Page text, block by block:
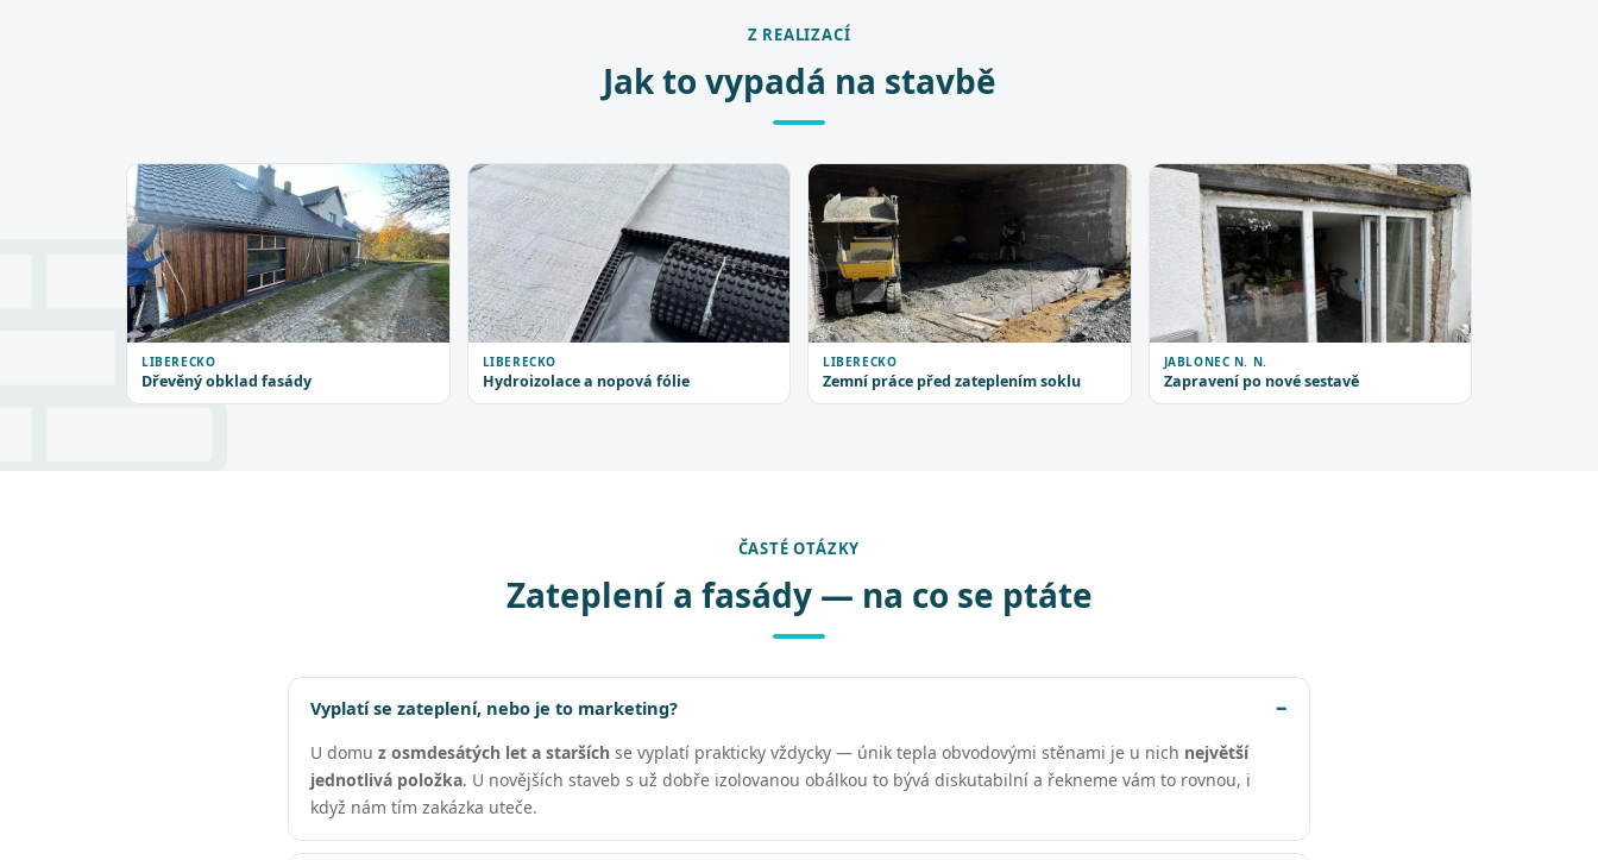
Z REALIZACÍ
Jak to vypadá na stavbě
LIBERECKO
Dřevěný obklad fasády
LIBERECKO
Hydroizolace a nopová fólie
LIBERECKO
Zemní práce před zateplením soklu
JABLONEC N. N.
Zapravení po nové sestavě
ČASTÉ OTÁZKY
Zateplení a fasády — na co se ptáte
Vyplatí se zateplení, nebo je to marketing?
U domu z osmdesátých let a starších se vyplatí prakticky vždycky — únik tepla obvodovými stěnami je u nich největší
jednotlivá položka. U novějších staveb s už dobře izolovanou obálkou to bývá diskutabilní a řekneme vám to rovnou, i
když nám tím zakázka uteče.